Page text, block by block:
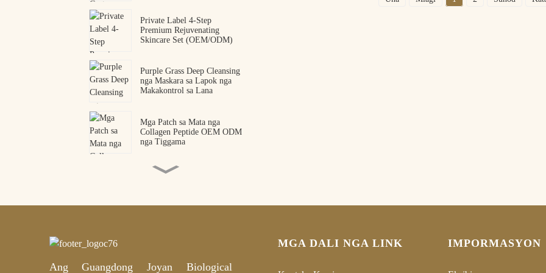
Private Label 4-Step
Premium Rejuvenating
Skincare Set (OEM/ODM)
Purple Grass Deep Cleansing
nga Maskara sa Lapok nga
Makakontrol sa Lana
Mga Patch sa Mata nga
Collagen Peptide OEM ODM
nga Tiggama
Premium nga Snake Venom
Mga Cotton Pad nga
Ang Guangdong Joyan Biological
MGA DALI NGA LINK IMPORMASYON